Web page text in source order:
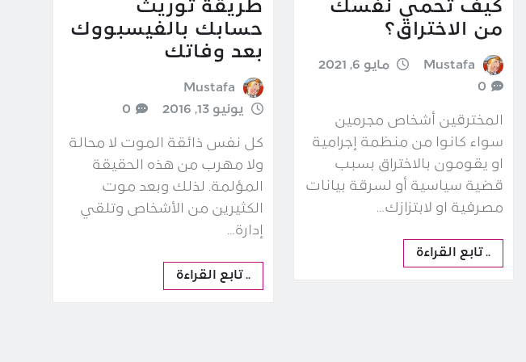
كيف تحمي نفسك
من الاختراق؟
Mustafa
مايو 6, 2021
0
المخترقين أشخاص مجرمين
سواء كانوا من منظمة إجرامية
او يقومون بالاختراق بسبب
قضية سياسية أو لسرقة بيانات
مصرفية او لابتزازك…
.. تابع القراءة
طريقة توريث
حسابك بالفيسبووك
بعد وفاتك
Mustafa
يونيو 13, 2016
0
كل نفس ذائقة الموت لا محالة
ولا مهرب من هذه الحقيقة
المؤلمة. لذلك وبعد موت
الكثيرين من الأشخاص وتلقي
إدارة…
.. تابع القراءة